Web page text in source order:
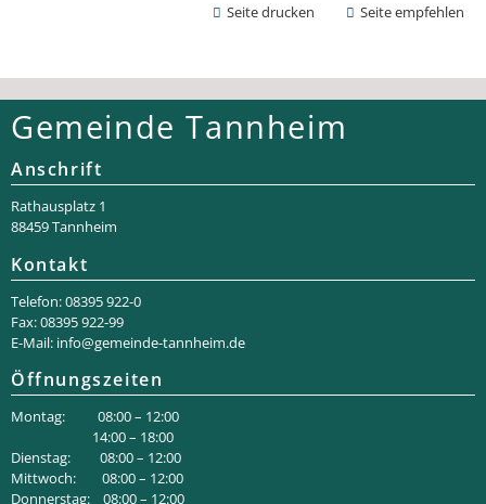
Seite drucken Seite empfehlen
Gemeinde Tannheim
Anschrift
Rathaus­platz 1
88459 Tannheim
Kontakt
Telefon: 08395 922-0
Fax: 08395 922-99
E-Mail: info@gemeinde-tannheim.de
Öffnungszeiten
Montag: 08:00 – 12:00
14:00 – 18:00
Dienstag: 08:00 – 12:00
Mittwoch: 08:00 – 12:00
Donnerstag: 08:00 – 12:00